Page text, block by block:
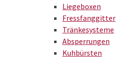
Liegeboxen
Fressfanggitter
Tränkesysteme
Absperrungen
Kuhbürsten